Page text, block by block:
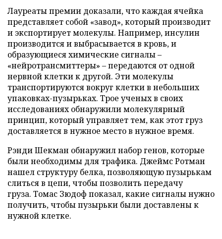
Лауреаты премии доказали, что каждая ячейка
представляет собой «завод», который производит
и экспортирует молекулы. Например, инсулин
производится и выбрасывается в кровь, и
образующиеся химические сигналы –
«нейротрансмиттеры» – передаются от одной
нервной клетки к другой. Эти молекулы
транспортируются вокруг клетки в небольших
упаковках-пузырьках. Трое ученых в своих
исследованиях обнаружили молекулярный
принцип, который управляет тем, как этот груз
доставляется в нужное место в нужное время.
Рэнди Шекман обнаружил набор генов, которые
были необходимы для трафика. Джеймс Ротман
нашел структуру белка, позволяющую пузырькам
слиться в цепи, чтобы позволить передачу
груза. Томас Зюдоф показал, какие сигналы нужно
получить, чтобы пузырьки были доставлены к
нужной клетке.